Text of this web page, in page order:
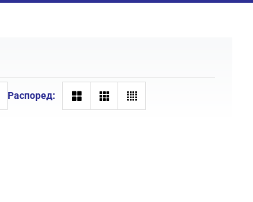
Распоред: